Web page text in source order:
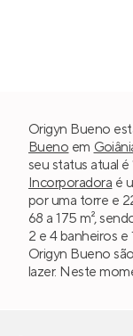
Origyn Bueno
Bueno em
seu status atual
Incorporadora é
por uma torre e
68 a 175 m²,
2 e 4 banheiros e
Origyn Bueno
lazer. Neste